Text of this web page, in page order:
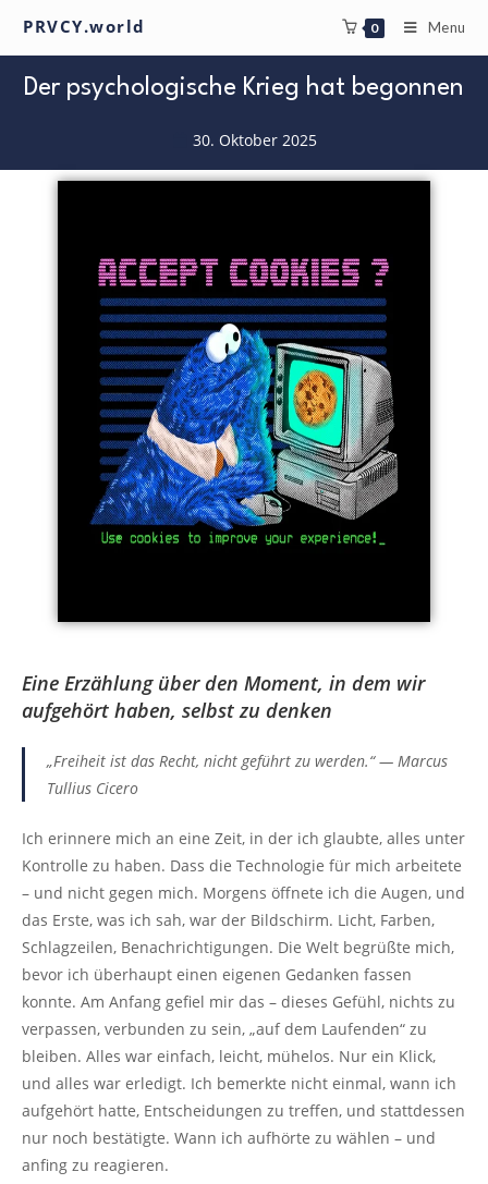
PRVCY.world 0 Menu
Der psychologische Krieg hat begonnen
30. Oktober 2025
Eine Erzählung über den Moment, in dem wir
aufgehört haben, selbst zu denken
„Freiheit ist das Recht, nicht geführt zu werden.“ — Marcus
Tullius Cicero
Ich erinnere mich an eine Zeit, in der ich glaubte, alles unter
Kontrolle zu haben. Dass die Technologie für mich arbeitete
– und nicht gegen mich. Morgens öffnete ich die Augen, und
das Erste, was ich sah, war der Bildschirm. Licht, Farben,
Schlagzeilen, Benachrichtigungen. Die Welt begrüßte mich,
bevor ich überhaupt einen eigenen Gedanken fassen
konnte. Am Anfang gefiel mir das – dieses Gefühl, nichts zu
verpassen, verbunden zu sein, „auf dem Laufenden“ zu
bleiben. Alles war einfach, leicht, mühelos. Nur ein Klick,
und alles war erledigt. Ich bemerkte nicht einmal, wann ich
aufgehört hatte, Entscheidungen zu treffen, und stattdessen
nur noch bestätigte. Wann ich aufhörte zu wählen – und
anfing zu reagieren.